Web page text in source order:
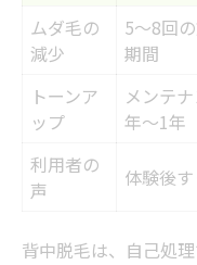
ムダ毛の
減少
5〜8回
期間
トーンア
ップ
メンテ
年〜1年
利用者の
声
体験後す
背中脱毛は、自己処